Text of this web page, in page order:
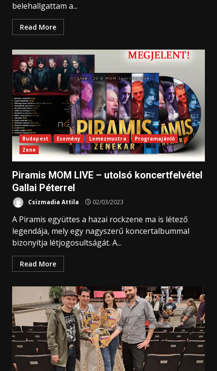
belehallgattam a...
Read More
Budapest Esemény Lemezmustra
Programajánló
Zene
Piramis MOM LIVE – utolsó koncertfelvétel
Gallai Péterrel
Csizmadia Attila 02/03/2023
A Piramis együttes a hazai rockzene ma is létező
legendája, mely egy nagyszerű koncertalbummal
bizonyítja létjogosultságát. A...
Read More